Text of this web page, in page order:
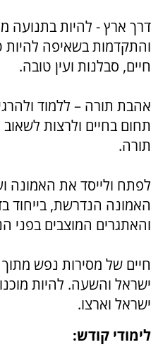
דרך ארץ - להיות בתנועה
והתקדמות בשאיפה
חיים, סבלנות ועין טובה.
אהבת תורה – ללמוד
תחום בחיים ולרצות
תורה.
לפתח ולייסד את האמונה
האמונה הנדרשת, בייחוד
והאתגרים המוצבים בפני
חיים של מסירות נפש
ישראל והשעה. להיות
ישראל וארצו.
לימודי קודש: